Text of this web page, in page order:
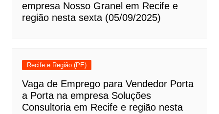
empresa Nosso Granel em Recife e
região nesta sexta (05/09/2025)
Recife e Região (PE)
Vaga de Emprego para Vendedor Porta
a Porta na empresa Soluções
Consultoria em Recife e região nesta